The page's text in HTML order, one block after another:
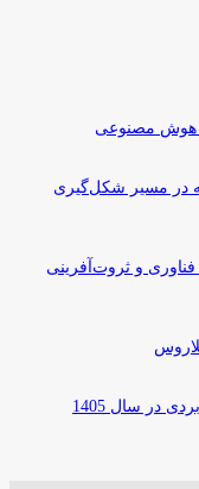
در مسیر شکل‌گیری
و ثروت‌آفرینی
در سال 1405